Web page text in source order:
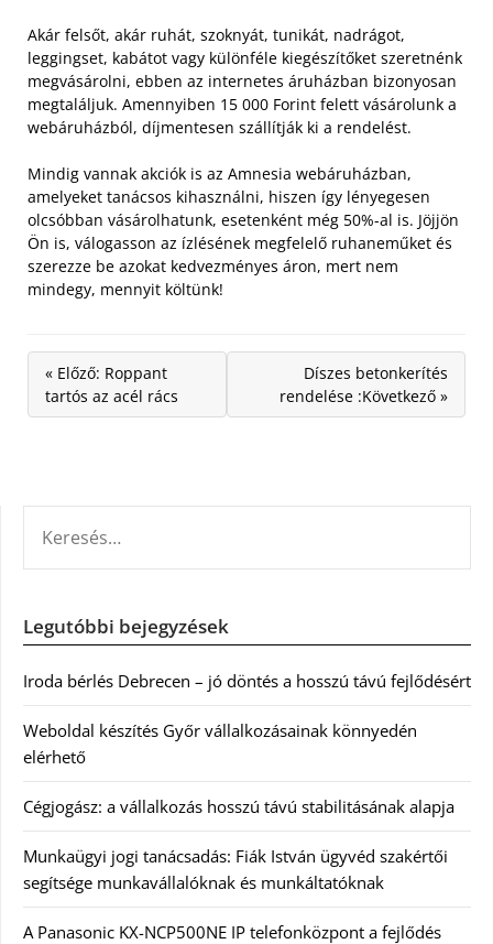
Akár felsőt, akár ruhát, szoknyát, tunikát, nadrágot,
leggingset, kabátot vagy különféle kiegészítőket szeretnénk
megvásárolni, ebben az internetes áruházban bizonyosan
megtaláljuk. Amennyiben 15 000 Forint felett vásárolunk a
webáruházból, díjmentesen szállítják ki a rendelést.
Mindig vannak akciók is az Amnesia webáruházban,
amelyeket tanácsos kihasználni, hiszen így lényegesen
olcsóbban vásárolhatunk, esetenként még 50%-al is. Jöjjön
Ön is, válogasson az ízlésének megfelelő ruhaneműket és
szerezze be azokat kedvezményes áron, mert nem
mindegy, mennyit költünk!
« Előző: Roppant
tartós az acél rács
Díszes betonkerítés
rendelése :Következő »
Legutóbbi bejegyzések
Iroda bérlés Debrecen – jó döntés a hosszú távú fejlődésért
Weboldal készítés Győr vállalkozásainak könnyedén
elérhető
Cégjogász: a vállalkozás hosszú távú stabilitásának alapja
Munkaügyi jogi tanácsadás: Fiák István ügyvéd szakértői
segítsége munkavállalóknak és munkáltatóknak
A Panasonic KX-NCP500NE IP telefonközpont a fejlődés